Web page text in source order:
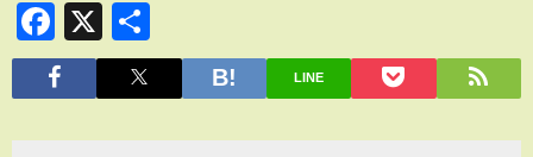
Facebook
X
有
LINE